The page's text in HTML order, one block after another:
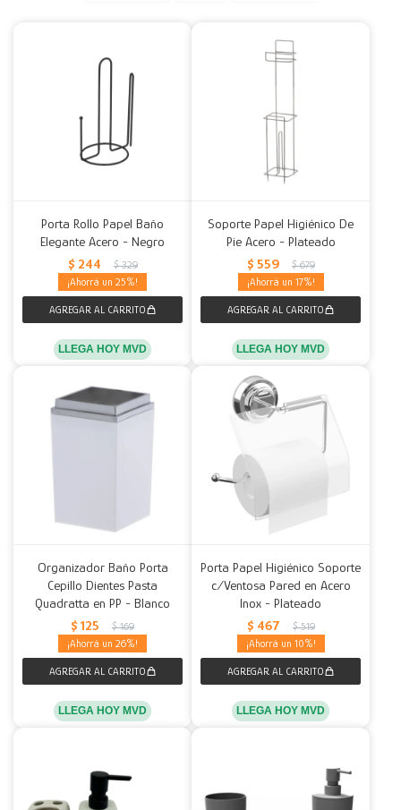
Porta Rollo Papel Baño
Elegante Acero - Negro
$ 244 $ 329
25
LLEGA HOY MVD
Soporte Papel Higiénico De
Pie Acero - Plateado
$ 559 $ 679
17
LLEGA HOY MVD
Organizador Baño Porta
Cepillo Dientes Pasta
Quadratta en PP - Blanco
$ 125 $ 169
26
LLEGA HOY MVD
Porta Papel Higiénico Soporte
c/Ventosa Pared en Acero
Inox - Plateado
$ 467 $ 519
10
LLEGA HOY MVD
Accesorios para el hogar
Herramientas
Muebles Infantiles